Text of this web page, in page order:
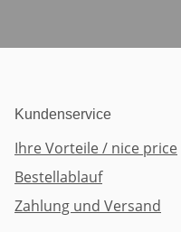
Kundenservice
Ihre Vorteile / nice price
Bestellablauf
Zahlung und Versand